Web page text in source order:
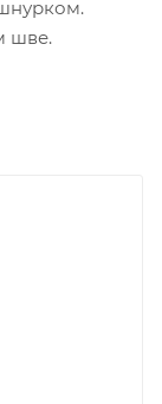
шве.